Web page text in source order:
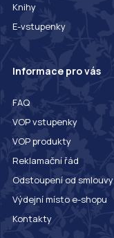
Knihy
E-vstupenky
Informace pro vás
FAQ
VOP vstupenky
VOP produkty
Reklamační řád
Odstoupení od smlouvy
Výdejní místo e-shopu
Kontakty